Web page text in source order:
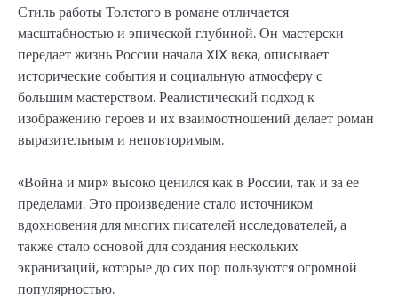
Стиль работы Толстого в романе отличается
масштабностью и эпической глубиной. Он мастерски
передает жизнь России начала XIX века, описывает
исторические события и социальную атмосферу с
большим мастерством. Реалистический подход к
изображению героев и их взаимоотношений делает роман
выразительным и неповторимым.
«Война и мир» высоко ценился как в России, так и за ее
пределами. Это произведение стало источником
вдохновения для многих писателей исследователей, а
также стало основой для создания нескольких
экранизаций, которые до сих пор пользуются огромной
популярностью.